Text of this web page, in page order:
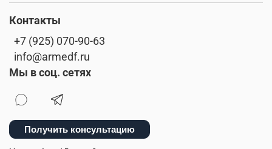
Контакты
+7 (925) 070-90-63
info@armedf.ru
Мы в соц. сетях
Получить консультацию